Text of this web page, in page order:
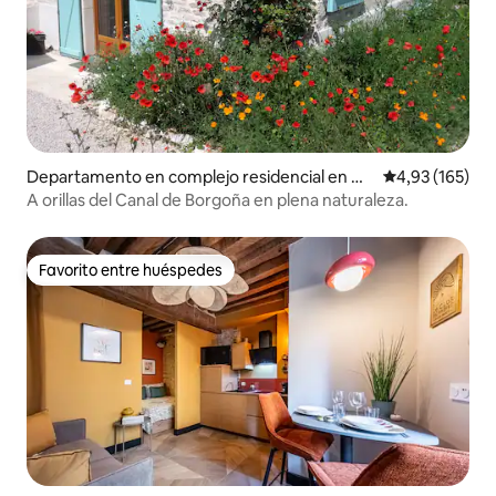
Departamento en complejo residencial en Gi
ssey-sur-Ouche
Calificación
4,93 (165)
A orillas del Canal de Borgoña en plena naturaleza.
Favorito entre huéspedes
Favorito entre huéspedes